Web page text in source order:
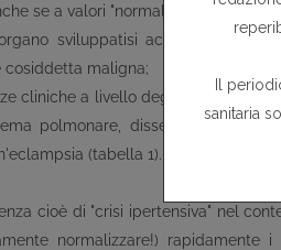
se a valori "normali") e troppo
sviluppatisi acutamente: ad
maligna;
cliniche a livello degli organi
polmonare, dissecazione
(tabella 1).
cioè di "crisi ipertensiva" nel
normalizzare!)